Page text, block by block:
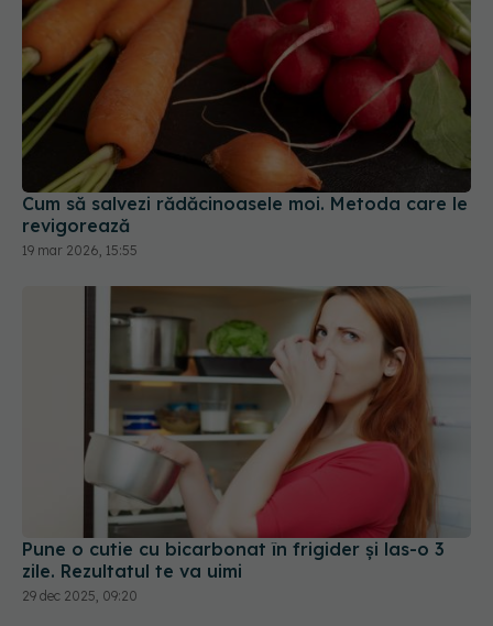
Cum să salvezi rădăcinoasele moi. Metoda care le
revigorează
19 mar 2026, 15:55
Pune o cutie cu bicarbonat în frigider și las-o 3
zile. Rezultatul te va uimi
29 dec 2025, 09:20